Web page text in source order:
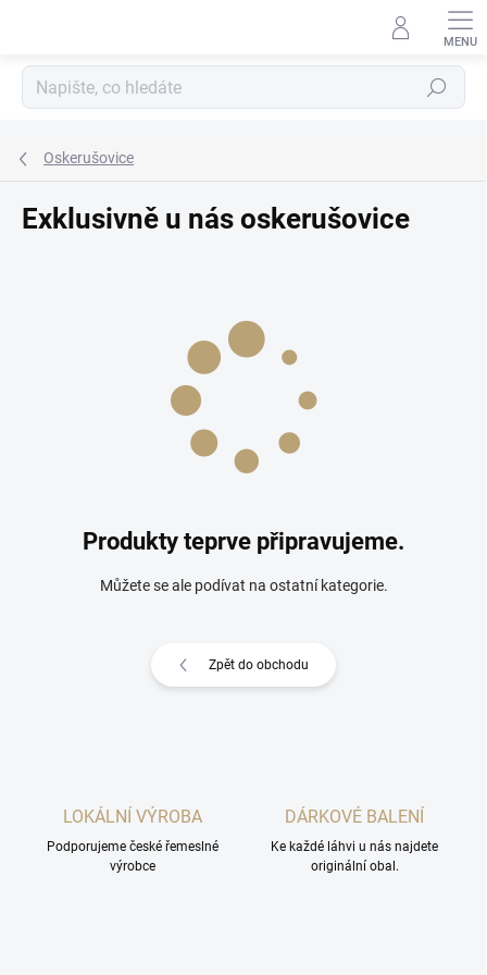
Hledat
Oskerušovice
Exklusivně u nás oskerušovice
Produkty teprve připravujeme.
Můžete se ale podívat na ostatní kategorie.
Zpět do obchodu
LOKÁLNÍ VÝROBA
Podporujeme české řemeslné
výrobce
DÁRKOVÉ BALENÍ
Ke každé láhvi u nás najdete
originální obal.